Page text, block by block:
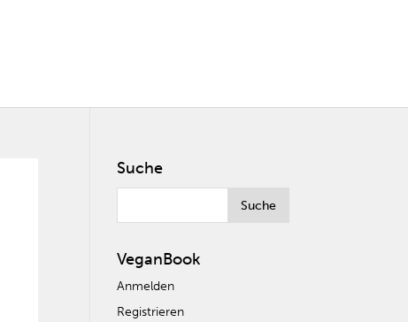
Suche
VeganBook
Anmelden
Registrieren